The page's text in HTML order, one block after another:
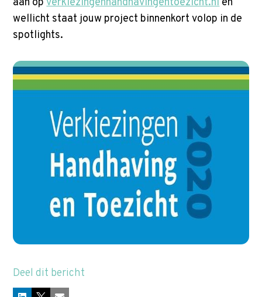
aan opverkiezingenhandhavingentoezicht.nlen
wellicht staat jouw project binnenkort volop in de
spotlights.
Deel dit bericht